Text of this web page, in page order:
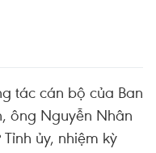
tác cán bộ của Ban
ông Nguyễn Nhân
ủy, nhiệm kỳ